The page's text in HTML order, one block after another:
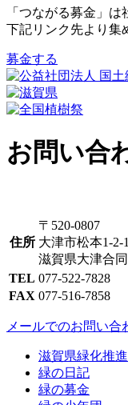
「つながる募金」
下記リンク先より集
募金する
お問い合
住所
〒520-0807
大津市松本1-2-1
滋賀県大津合
TEL 077-522-7828
FAX 077-516-7858
メールでのお問い合
滋賀県緑化推
緑の日記
緑の募金